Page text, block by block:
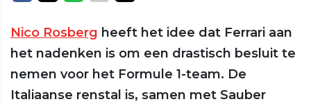
Nico Rosberg heeft het idee dat Ferrari aan
het nadenken is om een drastisch besluit te
nemen voor het Formule 1-team. De
Italiaanse renstal is, samen met Sauber